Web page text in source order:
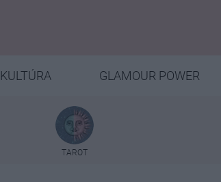
KULTÚRA GLAMOUR POWER
TAROT